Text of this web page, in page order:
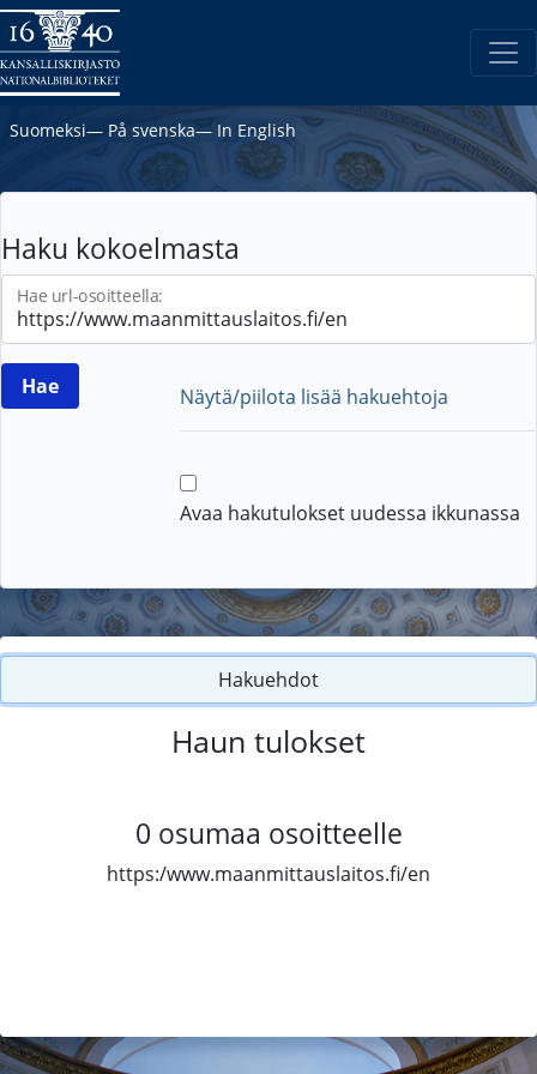
Suomeksi― På svenska― In English
Haku kokoelmasta
Hae url-osoitteella:
Näytä/piilota lisää hakuehtoja
Avaa hakutulokset uudessa ikkunassa
Hakuehdot
Haun tulokset
0 osumaa osoitteelle
https:/www.maanmittauslaitos.fi/en